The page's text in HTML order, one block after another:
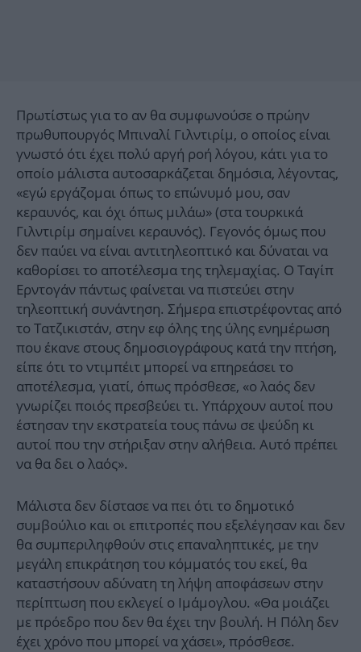
Πρωτίστως για το αν θα συμφωνούσε ο πρώην
πρωθυπουργός Μπιναλί Γιλντιρίμ, ο οποίος είναι
γνωστό ότι έχει πολύ αργή ροή λόγου, κάτι για το
οποίο μάλιστα αυτοσαρκάζεται δημόσια, λέγοντας,
«εγώ εργάζομαι όπως το επώνυμό μου, σαν
κεραυνός, και όχι όπως μιλάω» (στα τουρκικά
Γιλντιρίμ σημαίνει κεραυνός). Γεγονός όμως που
δεν παύει να είναι αντιτηλεοπτικό και δύναται να
καθορίσει το αποτέλεσμα της τηλεμαχίας. Ο Ταγίπ
Ερντογάν πάντως φαίνεται να πιστεύει στην
τηλεοπτική συνάντηση. Σήμερα επιστρέφοντας από
το Τατζικιστάν, στην εφ όλης της ύλης ενημέρωση
που έκανε στους δημοσιογράφους κατά την πτήση,
είπε ότι το ντιμπέιτ μπορεί να επηρεάσει το
αποτέλεσμα, γιατί, όπως πρόσθεσε, «ο λαός δεν
γνωρίζει ποιός πρεσβεύει τι. Υπάρχουν αυτοί που
έστησαν την εκστρατεία τους πάνω σε ψεύδη κι
αυτοί που την στήριξαν στην αλήθεια. Αυτό πρέπει
να θα δει ο λαός».
Μάλιστα δεν δίστασε να πει ότι το δημοτικό
συμβούλιο και οι επιτροπές που εξελέγησαν και δεν
θα συμπεριληφθούν στις επαναληπτικές, με την
μεγάλη επικράτηση του κόμματός του εκεί, θα
καταστήσουν αδύνατη τη λήψη αποφάσεων στην
περίπτωση που εκλεγεί ο Ιμάμογλου. «Θα μοιάζει
με πρόεδρο που δεν θα έχει την βουλή. Η Πόλη δεν
έχει χρόνο που μπορεί να χάσει», πρόσθεσε.